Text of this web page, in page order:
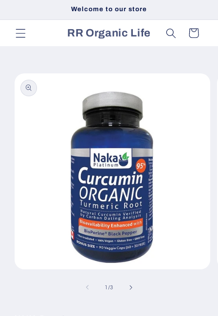
Welcome to our store
RR Organic Life Cart
product
information
1 /of
3